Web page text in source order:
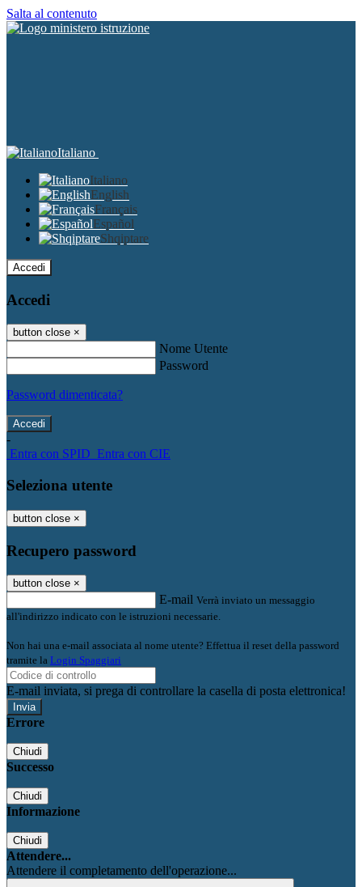
Salta al contenuto
Italiano
Italiano
English
Français
Español
Shqiptare
Accedi
Accedi
button close ×
Nome Utente
Password
Password dimenticata?
-
Entra con SPID Entra con CIE
Seleziona utente
button close ×
Recupero password
button close ×
E-mail Verrà inviato un messaggio
all'indirizzo indicato con le istruzioni necessarie.
Non hai una e-mail associata al nome utente? Effettua il reset della password
tramite la Login Spaggiari
E-mail inviata, si prega di controllare la casella di posta elettronica!
Errore
Chiudi
Successo
Chiudi
Informazione
Chiudi
Attendere...
Attendere il completamento dell'operazione...